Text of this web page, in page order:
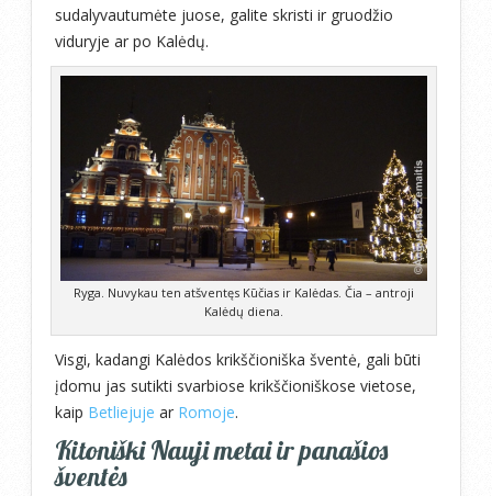
sudalyvautumėte juose, galite skristi ir gruodžio
viduryje ar po Kalėdų.
Ryga. Nuvykau ten atšventęs Kūčias ir Kalėdas. Čia – antroji
Kalėdų diena.
Visgi, kadangi Kalėdos krikščioniška šventė, gali būti
įdomu jas sutikti svarbiose krikščioniškose vietose,
kaip Betliejuje ar Romoje.
Kitoniški Nauji metai ir panašios
šventės